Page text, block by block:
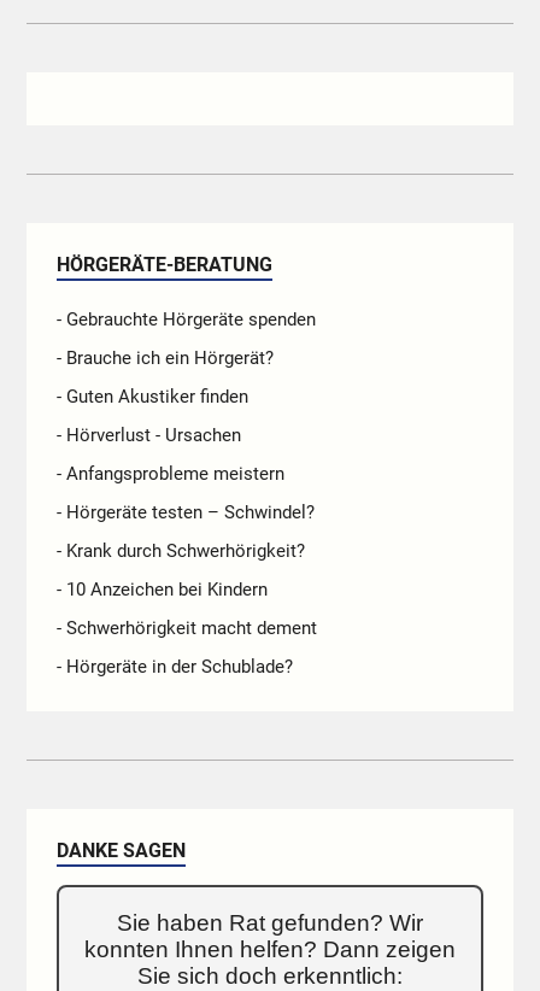
HÖRGERÄTE-BERATUNG
- Gebrauchte Hörgeräte spenden
- Brauche ich ein Hörgerät?
- Guten Akustiker finden
- Hörverlust - Ursachen
- Anfangsprobleme meistern
- Hörgeräte testen – Schwindel?
- Krank durch Schwerhörigkeit?
- 10 Anzeichen bei Kindern
- Schwerhörigkeit macht dement
- Hörgeräte in der Schublade?
DANKE SAGEN
Sie haben Rat gefunden? Wir
konnten Ihnen helfen? Dann zeigen
Sie sich doch erkenntlich: